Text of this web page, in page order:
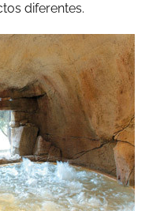
diferentes.